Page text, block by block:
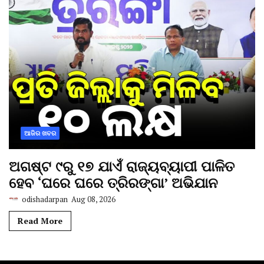
ଆଜିର ଖବର
ଅଗଷ୍ଟ ୯ରୁ ୧୭ ଯାଏଁ ରାଜ୍ୟବ୍ୟାପୀ ପାଳିତ
ହେବ ‘ଘରେ ଘରେ ତ୍ରିରଙ୍ଗା’ ଅଭିଯାନ
odishadarpan Aug 08, 2026
Read More